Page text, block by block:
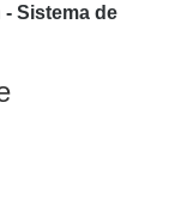
Sistema de